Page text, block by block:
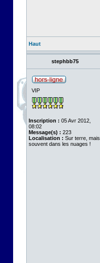
Haut
stephbb75
VIP
Inscription : 05 Avr 2012,
08:02
Message(s) : 223
Localisation : Sur terre, mais
souvent dans les nuages !